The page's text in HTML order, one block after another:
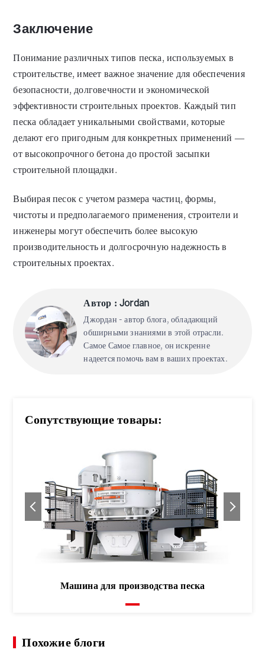
Заключение
Понимание различных типов песка, используемых в
строительстве, имеет важное значение для обеспечения
безопасности, долговечности и экономической
эффективности строительных проектов. Каждый тип
песка обладает уникальными свойствами, которые
делают его пригодным для конкретных применений —
от высокопрочного бетона до простой засыпки
строительной площадки.
Выбирая песок с учетом размера частиц, формы,
чистоты и предполагаемого применения, строители и
инженеры могут обеспечить более высокую
производительность и долгосрочную надежность в
строительных проектах.
Автор : Jordan
Джордан - автор блога, обладающий
обширными знаниями в этой отрасли.
Самое Самое главное, он искренне
надеется помочь вам в ваших проектах.
Сопутствующие товары:
Машина для производства песка
Похожие блоги